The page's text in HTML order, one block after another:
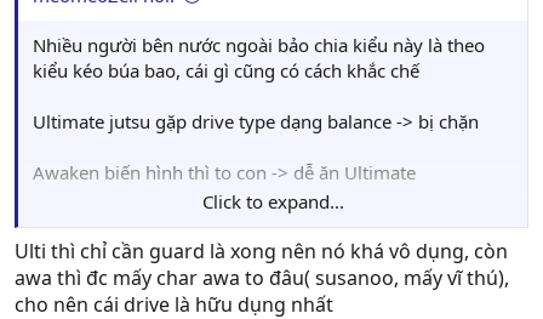
Nhiều người bên nước ngoài bảo chia kiểu này là theo
kiểu kéo búa bao, cái gì cũng có cách khắc chế
Ultimate jutsu gặp drive type dạng balance -> bị chặn
Awaken biến hình thì to con -> dễ ăn Ultimate
Drive type gặp mấy thằng biến awaken full -> chả tác
dụng mấy (như susanoo chả hạn: quăng phi tiêu assist
xem như auto bounce, guard cũng chả được bao nhiêu vì
nó táng 1 phát bay cả 3 thằng, attack hội đồng cũng vô
Click to expand...
Ulti thì chỉ cần guard là xong nên nó khá vô dụng, còn
awa thì đc mấy char awa to đâu( susanoo, mấy vĩ thú),
cho nên cái drive là hữu dụng nhất